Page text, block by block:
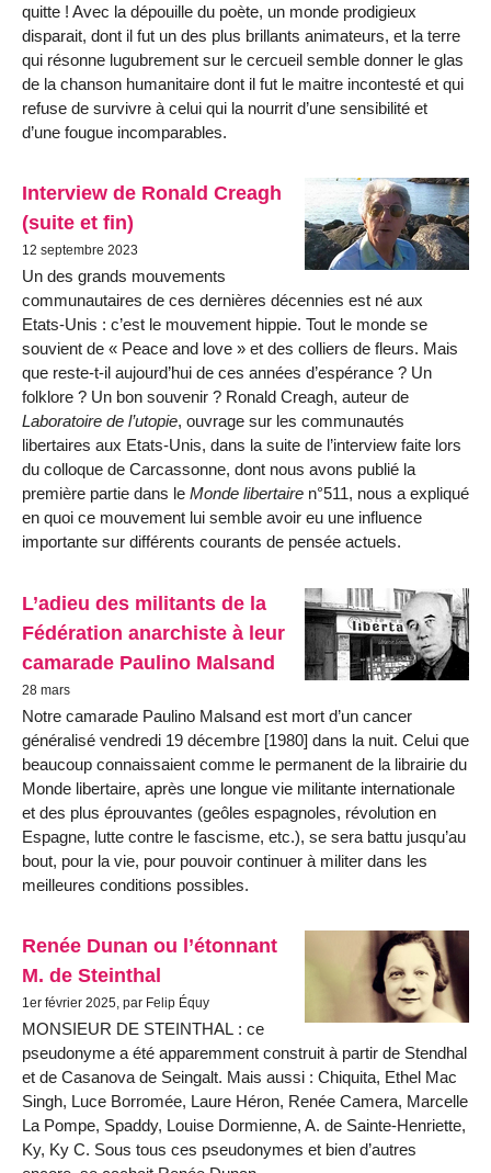
quitte ! Avec la dépouille du poète, un monde prodigieux
disparait, dont il fut un des plus brillants animateurs, et la terre
qui résonne lugubrement sur le cercueil semble donner le glas
de la chanson humanitaire dont il fut le maitre incontesté et qui
refuse de survivre à celui qui la nourrit d’une sensibilité et
d’une fougue incomparables.
Interview de Ronald Creagh
(suite et fin)
12 septembre 2023
Un des grands mouvements
communautaires de ces dernières décennies est né aux
Etats-Unis : c’est le mouvement hippie. Tout le monde se
souvient de « Peace and love » et des colliers de fleurs. Mais
que reste-t-il aujourd’hui de ces années d’espérance ? Un
folklore ? Un bon souvenir ? Ronald Creagh, auteur de
Laboratoire de l’utopie, ouvrage sur les communautés
libertaires aux Etats-Unis, dans la suite de l’interview faite lors
du colloque de Carcassonne, dont nous avons publié la
première partie dans le Monde libertaire n°511, nous a expliqué
en quoi ce mouvement lui semble avoir eu une influence
importante sur différents courants de pensée actuels.
L’adieu des militants de la
Fédération anarchiste à leur
camarade Paulino Malsand
28 mars
Notre camarade Paulino Malsand est mort d’un cancer
généralisé vendredi 19 décembre [1980] dans la nuit. Celui que
beaucoup connaissaient comme le permanent de la librairie du
Monde libertaire, après une longue vie militante internationale
et des plus éprouvantes (geôles espagnoles, révolution en
Espagne, lutte contre le fascisme, etc.), se sera battu jusqu’au
bout, pour la vie, pour pouvoir continuer à militer dans les
meilleures conditions possibles.
Renée Dunan ou l’étonnant
M. de Steinthal
1er février 2025, par Felip Équy
MONSIEUR DE STEINTHAL : ce
pseudonyme a été apparemment construit à partir de Stendhal
et de Casanova de Seingalt. Mais aussi : Chiquita, Ethel Mac
Singh, Luce Borromée, Laure Héron, Renée Camera, Marcelle
La Pompe, Spaddy, Louise Dormienne, A. de Sainte-Henriette,
Ky, Ky C. Sous tous ces pseudonymes et bien d’autres